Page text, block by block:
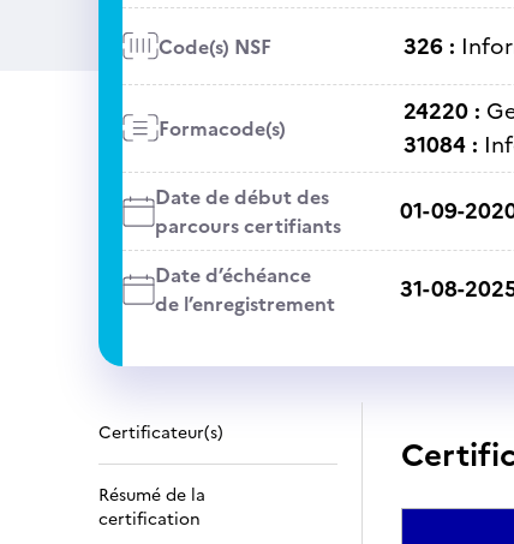
Code(s) NSF 326 :
Formacode(s)
24220 :
31084 :
Date de début des
parcours certifiants
01-09-
Date d’échéance
de l’enregistrement
31-08-
Certificateur(s)
Résumé de la
certification